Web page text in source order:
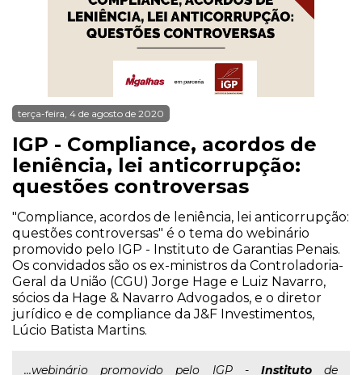
terça-feira, 4 de agosto de 2020
IGP - Compliance, acordos de
leniência, lei anticorrupção:
questões controversas
"Compliance, acordos de leniência, lei anticorrupção:
questões controversas" é o tema do webinário
promovido pelo IGP - Instituto de Garantias Penais.
Os convidados são os ex-ministros da Controladoria-
Geral da União (CGU) Jorge Hage e Luiz Navarro,
sócios da Hage & Navarro Advogados, e o diretor
jurídico e de compliance da J&F Investimentos,
Lúcio Batista Martins.
...webinário promovido pelo IGP - Institutode